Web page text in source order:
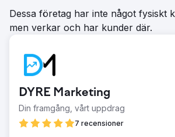
Gå till byråsida
Dessa företag har inte något fysiskt
men verkar och har kunder där.
DYRE Marketing
Din framgång, vårt uppdrag
7 recensioner